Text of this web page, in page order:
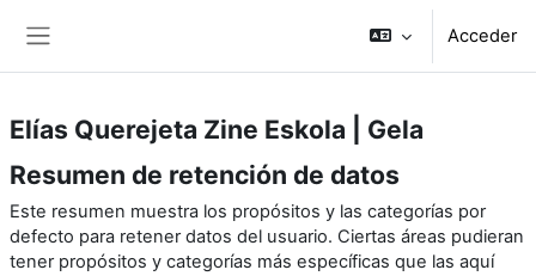
Acceder
Elías Querejeta Zine Eskola | Gela
Resumen de retención de datos
Este resumen muestra los propósitos y las categorías por
defecto para retener datos del usuario. Ciertas áreas pudieran
tener propósitos y categorías más específicas que las aquí